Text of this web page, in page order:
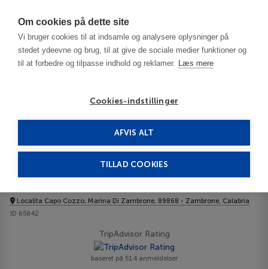
Om cookies på dette site
Vi bruger cookies til at indsamle og analysere oplysninger på
stedet ydeevne og brug, til at give de sociale medier funktioner og
til at forbedre og tilpasse indhold og reklamer. Læs mere
Cookies-indstillinger
AFVIS ALT
TILLAD COOKIES
Zambrone
BV Kalafiorita Resort 4****
Localita Capo Cozzo, Marina Di Zambrone, 89868 - Zambrone, Calabria
ID 65842
TripAdvisor Rating
baseret på 514 anmeldelser